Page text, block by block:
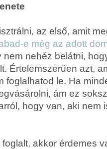
az első, amit
e még az adott
nem nehéz belátni,
Értelemszerűen azt,
foglalhatod le. Ha
ám ez
hogy van, aki nem
akkor érdemes